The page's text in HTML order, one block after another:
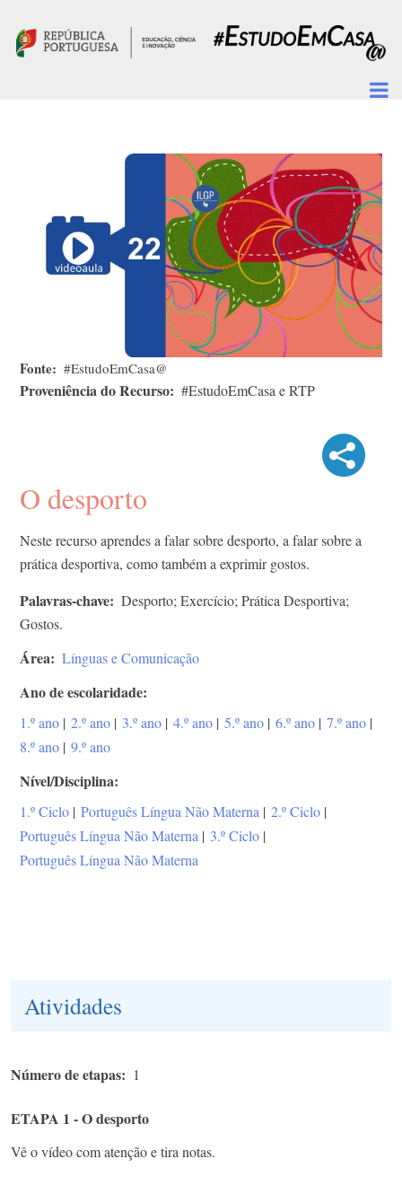
Fonte #EstudoEmCasa@
Proveniência do Recurso #EstudoEmCasa e RTP
O desporto
Neste recurso aprendes a falar sobre desporto, a falar sobre a
prática desportiva, como também a exprimir gostos.
Palavras-chave
Desporto; Exercício; Prática Desportiva;
Gostos.
Área Línguas e Comunicação
Ano de escolaridade
1.º ano | 2.º ano | 3.º ano | 4.º ano | 5.º ano | 6.º ano | 7.º ano |
8.º ano | 9.º ano
Nível/Disciplina
1.º Ciclo | Português Língua Não Materna | 2.º Ciclo |
Português Língua Não Materna | 3.º Ciclo |
Português Língua Não Materna
Atividades
Número de etapas 1
ETAPA 1 - O desporto
Vê o vídeo com atenção e tira notas.